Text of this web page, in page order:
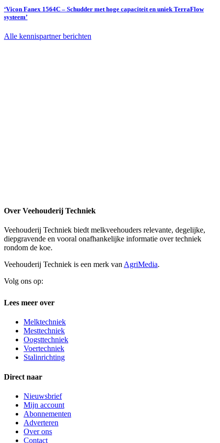
‘Vicon Fanex 1564C – Schudder met hoge capaciteit en uniek TerraFlow
systeem’
Alle kennispartner berichten
Over Veehouderij Techniek
Veehouderij Techniek biedt melkveehouders relevante, degelijke,
diepgravende en vooral onafhankelijke informatie over techniek
rondom de koe.
Veehouderij Techniek is een merk van AgriMedia.
Volg ons op:
Lees meer over
Melktechniek
Mesttechniek
Oogsttechniek
Voertechniek
Stalinrichting
Direct naar
Nieuwsbrief
Mijn account
Abonnementen
Adverteren
Over ons
Contact